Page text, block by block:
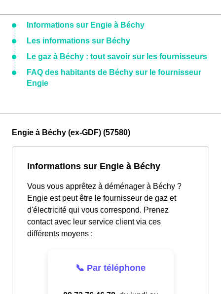
Informations sur Engie à Béchy
Les informations sur Béchy
Le gaz à Béchy : tout savoir sur les fournisseurs
FAQ des habitants de Béchy sur le fournisseur
Engie
Engie à Béchy (ex-GDF) (57580)
Informations sur Engie à Béchy
Vous vous apprêtez à déménager à Béchy ?
Engie est peut être le fournisseur de gaz et
d'électricité qui vous correspond. Prenez
contact avec leur service client via ces
différents moyens :
📞 Par téléphone